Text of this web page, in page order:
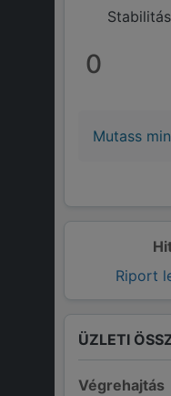
Riport
0
Mutass
ÜZLETI
Végrehajtás